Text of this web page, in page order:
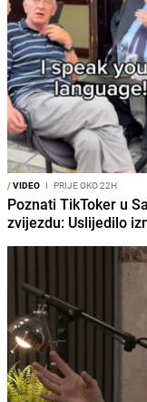
/VIDEO I PRIJE OKO 22H
Poznati TikToker u
zvijezdu: Uslijedilo